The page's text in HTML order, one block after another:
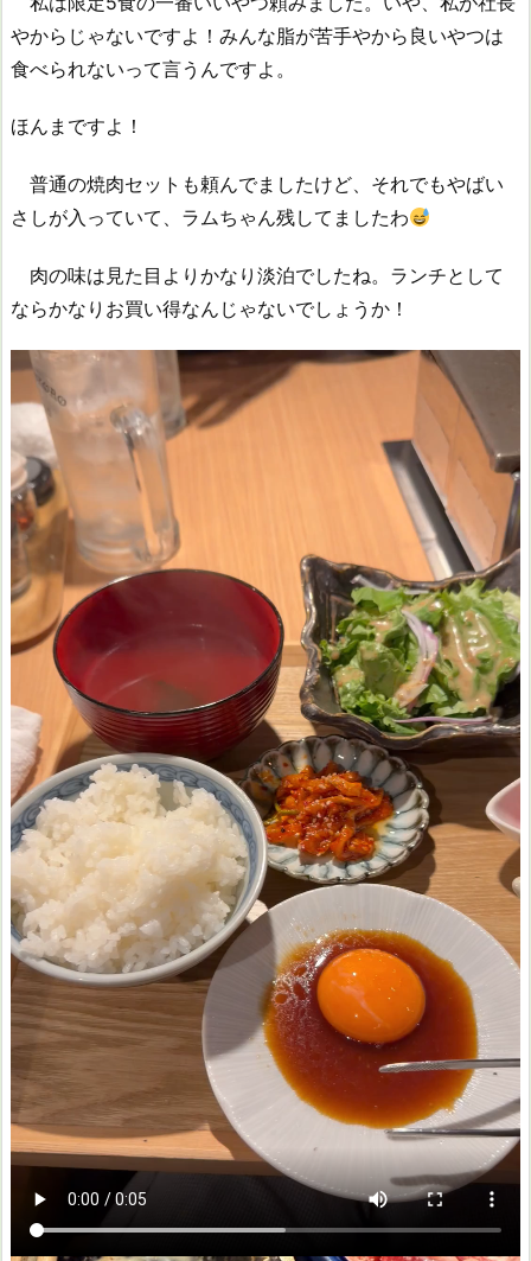
やからじゃないですよ！みんな脂が苦手やから良いやつは
食べられないって言うんですよ。
ほんまですよ！
普通の焼肉セットも頼んでましたけど、それでもやばい
さしが入っていて、ラムちゃん残してましたわ
肉の味は見た目よりかなり淡泊でしたね。ランチとして
ならかなりお買い得なんじゃないでしょうか！